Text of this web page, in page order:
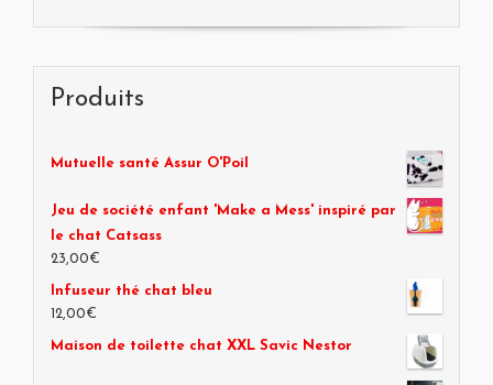
Produits
Mutuelle santé Assur O'Poil
Jeu de société enfant 'Make a Mess' inspiré par
le chat Catsass
23,00€
Infuseur thé chat bleu
12,00€
Maison de toilette chat XXL Savic Nestor